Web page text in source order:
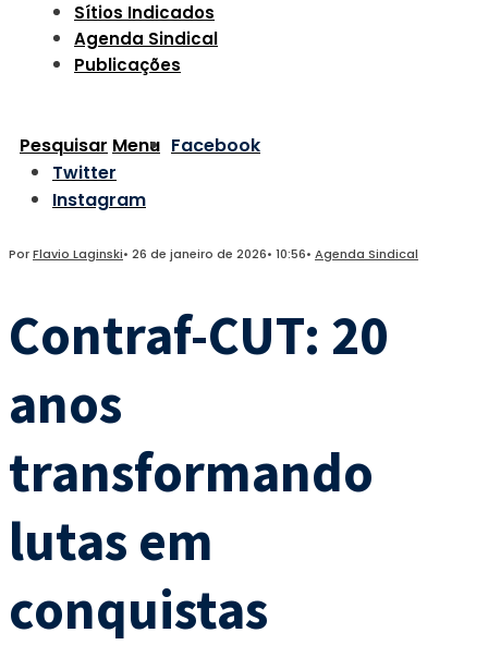
Sítios Indicados
Agenda Sindical
Publicações
Pesquisar Menu Facebook
Twitter
Instagram
PorFlavio Laginski• 26 de janeiro de 2026• 10:56• Agenda Sindical
Contraf-CUT: 20
anos
transformando
lutas em
conquistas